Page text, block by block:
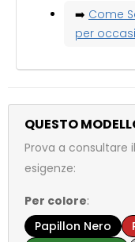
➡️ Come
per
QUESTO
Prova a consultare
esigenze:
Per colore:
Papillon Nero